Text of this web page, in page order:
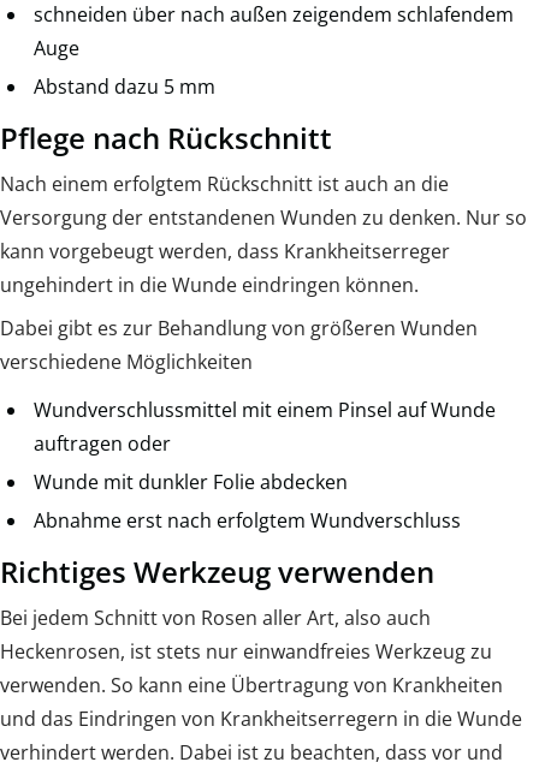
schneiden über nach außen zeigendem schlafendem
Auge
Abstand dazu 5 mm
Pflege nach Rückschnitt
Nach einem erfolgtem Rückschnitt ist auch an die
Versorgung der entstandenen Wunden zu denken. Nur so
kann vorgebeugt werden, dass Krankheitserreger
ungehindert in die Wunde eindringen können.
Dabei gibt es zur Behandlung von größeren Wunden
verschiedene Möglichkeiten
Wundverschlussmittel mit einem Pinsel auf Wunde
auftragen oder
Wunde mit dunkler Folie abdecken
Abnahme erst nach erfolgtem Wundverschluss
Richtiges Werkzeug verwenden
Bei jedem Schnitt von Rosen aller Art, also auch
Heckenrosen, ist stets nur einwandfreies Werkzeug zu
verwenden. So kann eine Übertragung von Krankheiten
und das Eindringen von Krankheitserregern in die Wunde
verhindert werden. Dabei ist zu beachten, dass vor und